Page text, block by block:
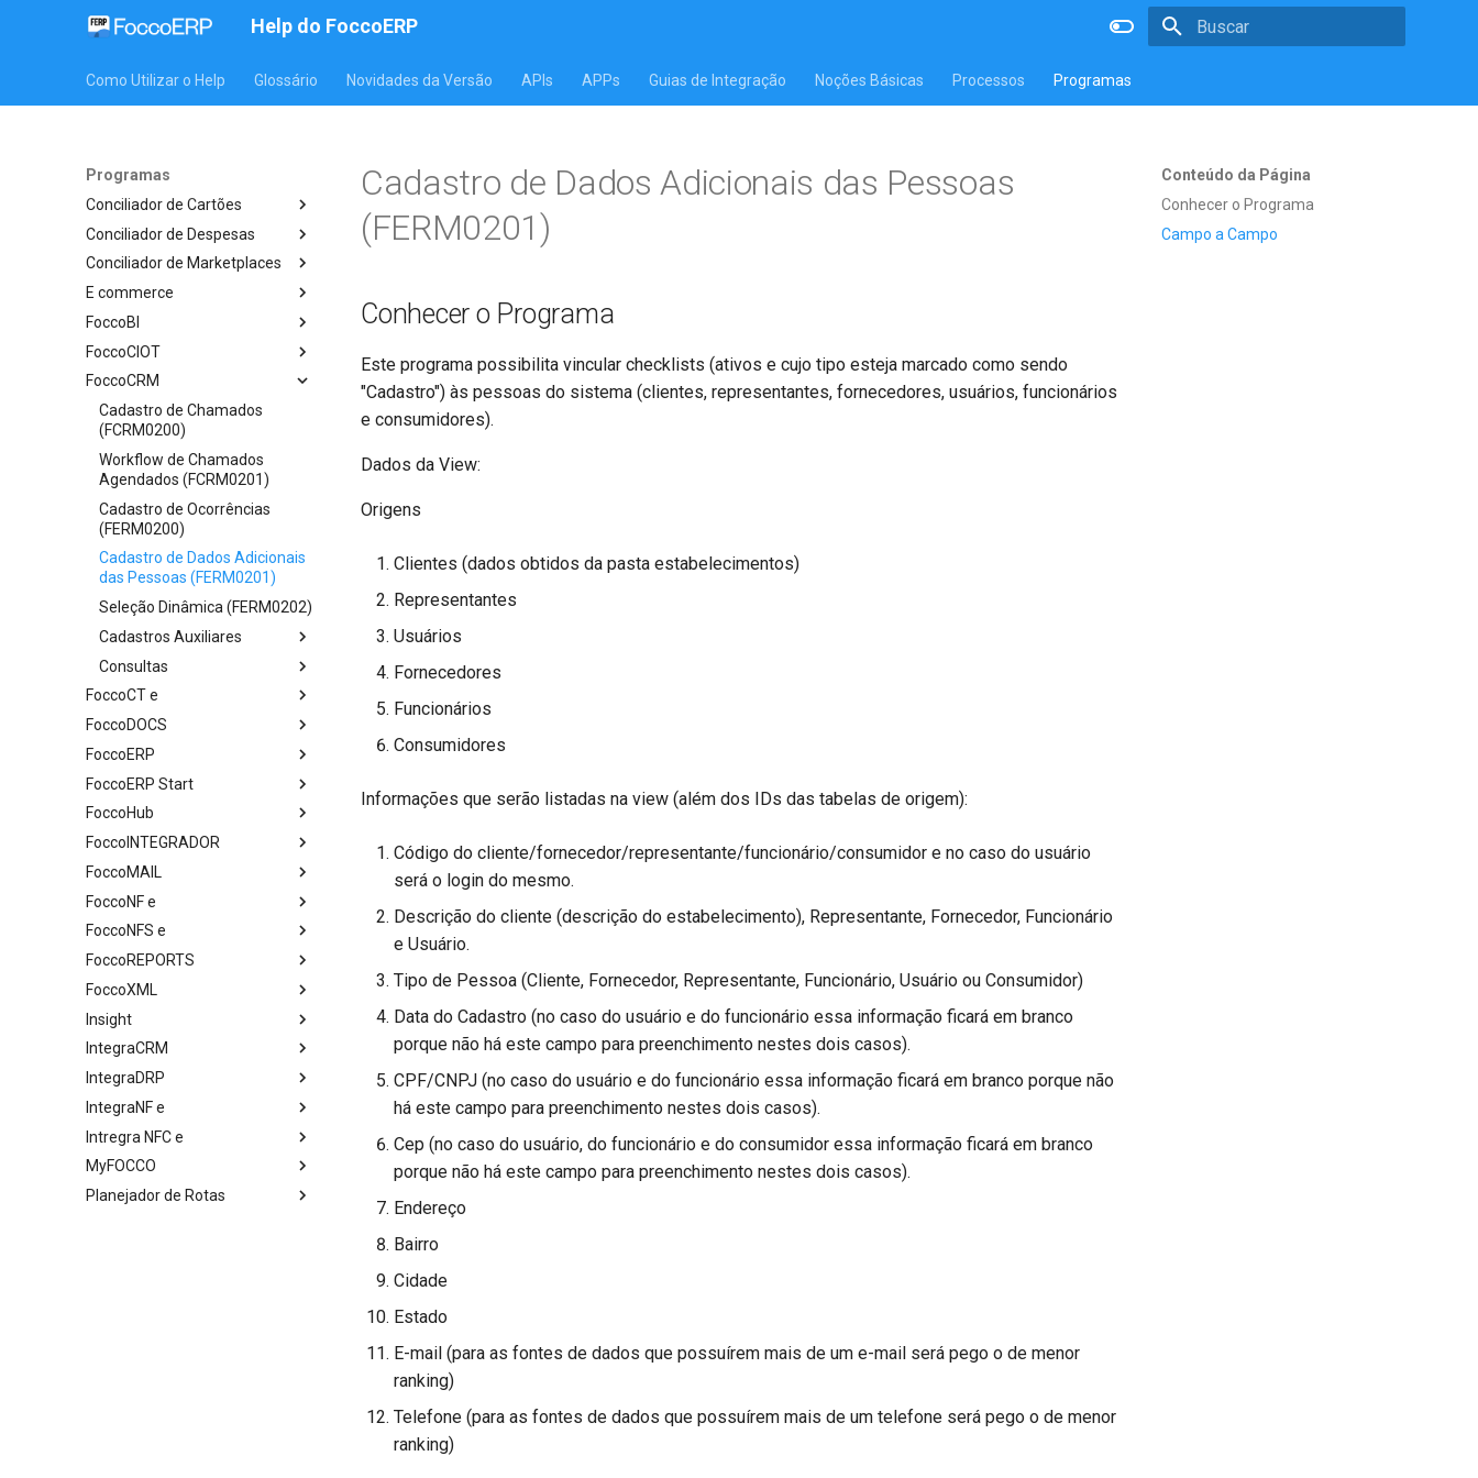
Help do FoccoERP
Como Utilizar o Help Glossário Novidades da Versão APIs APPs Guias de Integração Noções Básicas Processos Programas
Programas
Conciliador de Cartões
Conciliador de Despesas
Conciliador de Marketplaces
E commerce
FoccoBI
FoccoCIOT
FoccoCRM
Cadastro de Chamados
(FCRM0200)
Workflow de Chamados
Agendados (FCRM0201)
Cadastro de Ocorrências
(FERM0200)
Cadastro de Dados Adicionais
das Pessoas (FERM0201)
Seleção Dinâmica (FERM0202)
Cadastros Auxiliares
Consultas
FoccoCT e
FoccoDOCS
FoccoERP
FoccoERP Start
FoccoHub
FoccoINTEGRADOR
FoccoMAIL
FoccoNF e
FoccoNFS e
FoccoREPORTS
FoccoXML
Insight
IntegraCRM
IntegraDRP
IntegraNF e
Intregra NFC e
MyFOCCO
Planejador de Rotas
Conteúdo da Página
Conhecer o Programa
Campo a Campo
Cadastro de Dados Adicionais das Pessoas
(FERM0201)
Conhecer o Programa
Este programa possibilita vincular checklists (ativos e cujo tipo esteja marcado como sendo
"Cadastro") às pessoas do sistema (clientes, representantes, fornecedores, usuários, funcionários
e consumidores).
Dados da View:
Origens
Clientes (dados obtidos da pasta estabelecimentos)
Representantes
Usuários
Fornecedores
Funcionários
Consumidores
Informações que serão listadas na view (além dos IDs das tabelas de origem):
Código do cliente/fornecedor/representante/funcionário/consumidor e no caso do usuário
será o login do mesmo.
Descrição do cliente (descrição do estabelecimento), Representante, Fornecedor, Funcionário
e Usuário.
Tipo de Pessoa (Cliente, Fornecedor, Representante, Funcionário, Usuário ou Consumidor)
Data do Cadastro (no caso do usuário e do funcionário essa informação ficará em branco
porque não há este campo para preenchimento nestes dois casos).
CPF/CNPJ (no caso do usuário e do funcionário essa informação ficará em branco porque não
há este campo para preenchimento nestes dois casos).
Cep (no caso do usuário, do funcionário e do consumidor essa informação ficará em branco
porque não há este campo para preenchimento nestes dois casos).
Endereço
Bairro
Cidade
Estado
E-mail (para as fontes de dados que possuírem mais de um e-mail será pego o de menor
ranking)
Telefone (para as fontes de dados que possuírem mais de um telefone será pego o de menor
ranking)